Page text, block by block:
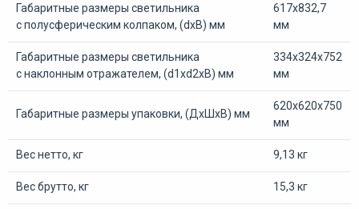
Габаритные размеры светильника
с полусферическим колпаком, (dxB) мм
617х832,7
мм
Габаритные размеры светильника
с наклонным отражателем, (d1хd2xB) мм
334х324х752
мм
Габаритные размеры упаковки, (ДхШхВ) мм
620х620х750
мм
Вес нетто, кг 9,13 кг
Вес брутто, кг 15,3 кг